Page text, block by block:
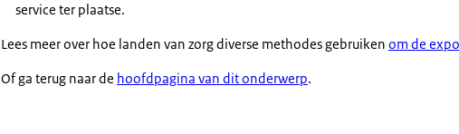
service ter plaatse.
Lees meer over hoe landen van zorg diverse methodes gebruiken om de
Of ga terug naar de hoofdpagina van dit onderwerp.